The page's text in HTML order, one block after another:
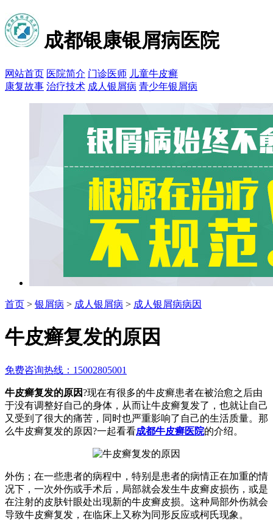
成都银康银屑病医院
网站首页 医院简介 门诊医师 儿童牛皮癣
康复故事 治疗技术 成人银屑病 青少年银屑病
首页 > 银屑病 > 成人银屑病 > 成人银屑病病因
牛皮癣复发的原因
免费咨询热线：15002805001
牛皮癣复发的原因?现在有很多的牛皮癣患者在被治愈之后由
于没有调整好自己的身体，从而让牛皮癣复发了，也就让自己
又受到了很大的痛苦，同时也严重影响了自己的生活质量。那
么牛皮癣复发的原因?一起看看成都牛皮癣医院的介绍。
外伤；在一些患者的病程中，特别是患者的病情正在加重的情
况下，一次外伤或手术后，局部就会发生牛皮癣皮损伤，或是
在注射的皮肤针眼处出现新的牛皮癣皮损。这种局部外伤就会
导致牛皮癣复发，在临床上又称为同形反应或柯氏现象。